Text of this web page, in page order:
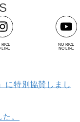
S
RICE
LIFE
NO RICE
NO LIFE
に特別協賛しまし
。